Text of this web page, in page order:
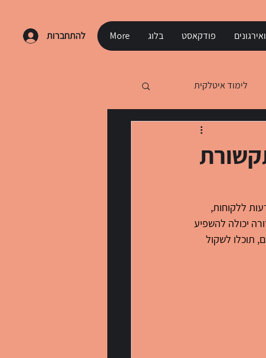
פודקאסט בלוג More להתחברות
לימוד איטלקית
ללקוחות,
יכולה להשפיע
תוכלו לשקול